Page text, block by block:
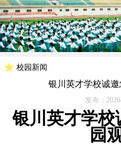
校园新闻
银川英才学校诚
发布：
银川英才学校
园